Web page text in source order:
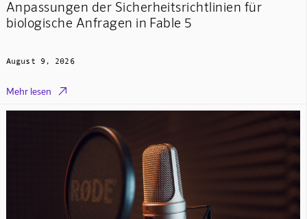
Anpassungen der Sicherheitsrichtlinien für
biologische Anfragen in Fable 5
August 9, 2026
Mehr lesen 